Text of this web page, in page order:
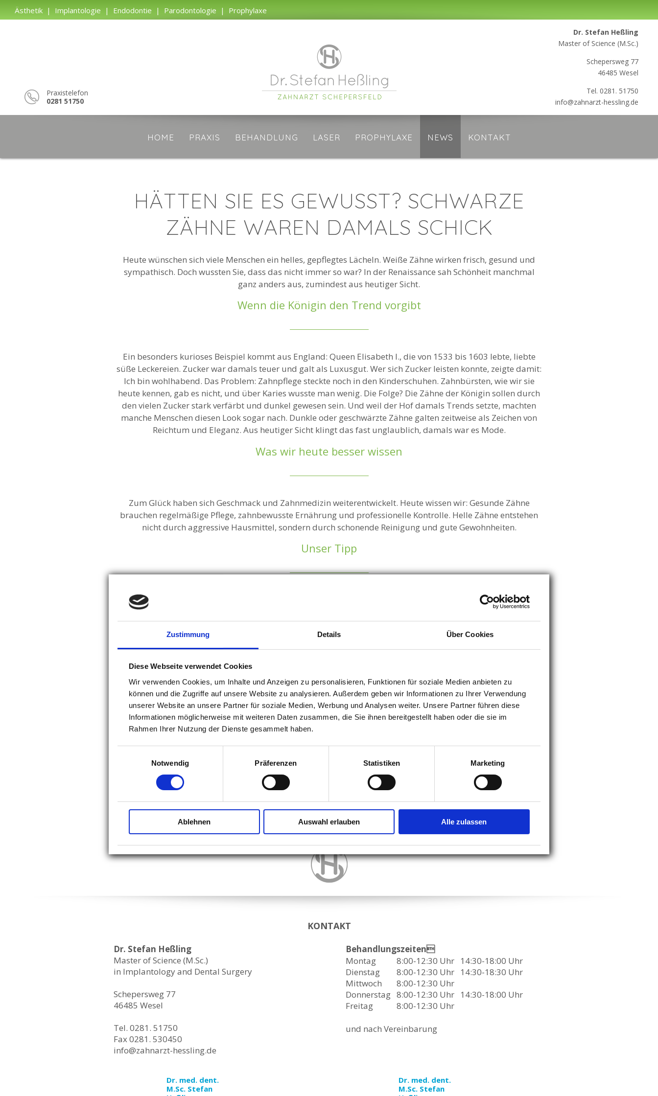
Zustimmung Details Über Cookies
Diese Webseite verwendet Cookies
Wir verwenden Cookies, um Inhalte und Anzeigen zu personalisieren, Funktionen für soziale Medien anbieten zu
können und die Zugriffe auf unsere Website zu analysieren. Außerdem geben wir Informationen zu Ihrer Verwendung
unserer Website an unsere Partner für soziale Medien, Werbung und Analysen weiter. Unsere Partner führen diese
Informationen möglicherweise mit weiteren Daten zusammen, die Sie ihnen bereitgestellt haben oder die sie im
Rahmen Ihrer Nutzung der Dienste gesammelt haben.
Notwendig
Präferenzen Statistiken Marketing
Ablehnen Auswahl erlauben Alle zulassen
Ästhetik | Implantologie | Endodontie | Parodontologie | Prophylaxe
Praxistelefon
0281 51750
Dr. Stefan Heßling
Master of Science (M.Sc.)
Schepersweg 77
46485 Wesel
Tel. 0281. 51750
info@zahnarzt-hessling.de
HOME PRAXIS BEHANDLUNG LASER PROPHYLAXE NEWS KONTAKT
HÄTTEN SIE ES GEWUSST? SCHWARZE
ZÄHNE WAREN DAMALS SCHICK
Heute wünschen sich viele Menschen ein helles, gepflegtes Lächeln. Weiße Zähne wirken frisch, gesund und
sympathisch. Doch wussten Sie, dass das nicht immer so war? In der Renaissance sah Schönheit manchmal
ganz anders aus, zumindest aus heutiger Sicht.
Wenn die Königin den Trend vorgibt
Ein besonders kurioses Beispiel kommt aus England: Queen Elisabeth I., die von 1533 bis 1603 lebte, liebte
süße Leckereien. Zucker war damals teuer und galt als Luxusgut. Wer sich Zucker leisten konnte, zeigte damit:
Ich bin wohlhabend. Das Problem: Zahnpflege steckte noch in den Kinderschuhen. Zahnbürsten, wie wir sie
heute kennen, gab es nicht, und über Karies wusste man wenig. Die Folge? Die Zähne der Königin sollen durch
den vielen Zucker stark verfärbt und dunkel gewesen sein. Und weil der Hof damals Trends setzte, machten
manche Menschen diesen Look sogar nach. Dunkle oder geschwärzte Zähne galten zeitweise als Zeichen von
Reichtum und Eleganz. Aus heutiger Sicht klingt das fast unglaublich, damals war es Mode.
Was wir heute besser wissen
Zum Glück haben sich Geschmack und Zahnmedizin weiterentwickelt. Heute wissen wir: Gesunde Zähne
brauchen regelmäßige Pflege, zahnbewusste Ernährung und professionelle Kontrolle. Helle Zähne entstehen
nicht durch aggressive Hausmittel, sondern durch schonende Reinigung und gute Gewohnheiten.
Unser Tipp
Verzichten Sie lieber auf Zitronensaft, Backpulver oder Aktivkohle zum Aufhellen. Diese Mittel können den
Zahnschmelz angreifen und die Zähne langfristig empfindlicher machen. Besser ist eine professionelle
Zahnreinigung in der Praxis. Sie entfernt Beläge und Verfärbungen sanft und sorgt oft schon für ein sichtbar
frischeres Lächeln.
Dabei prüfen wir zuerst, ob Zähne und Zahnfleisch gesund sind, denn schön hell ist am besten, wenn es auch
gesund ist.
Für ein strahlendes Lächeln müssen Sie heute keinem königlichen Modetrend folgen. Regelmäßiges Putzen,
Zahnseide oder Interdentalbürstchen, Kontrolltermine und eine zahngesunde Ernährung sind die besten
Begleiter für helle, starke Zähne.
Fotonachweis: Adobe Stock | #701247663
dn-26-05-1_244.jpg (149,6 KiB)
Zurück
KONTAKT
Dr. Stefan Heßling
Master of Science (M.Sc.)
in Implantology and Dental Surgery
Schepersweg 77
46485 Wesel
Tel. 0281. 51750
Fax 0281. 530450
info@zahnarzt-hessling.de
Behandlungszeiten
Montag
8:00-12:30 Uhr 14:30-18:00 Uhr
Dienstag
8:00-12:30 Uhr 14:30-18:30 Uhr
Mittwoch
8:00-12:30 Uhr
Donnerstag 8:00-12:30 Uhr 14:30-18:00 Uhr
Freitag
8:00-12:30 Uhr
und nach Vereinbarung
Dr. med. dent.
M.Sc. Stefan
Dr. med. dent.
M.Sc. Stefan